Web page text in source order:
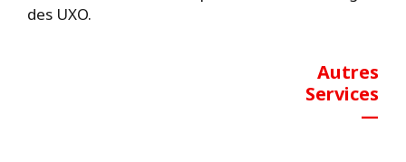
des UXO.
Autres
Services
—